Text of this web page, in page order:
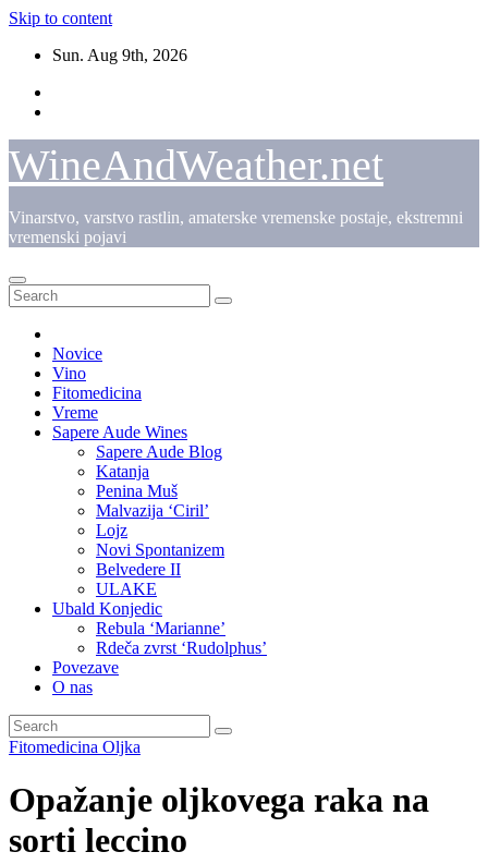
Skip to content
Sun. Aug 9th, 2026
WineAndWeather.net
Vinarstvo, varstvo rastlin, amaterske vremenske postaje, ekstremni
vremenski pojavi
Novice
Vino
Fitomedicina
Vreme
Sapere Aude Wines
Sapere Aude Blog
Katanja
Penina Muš
Malvazija ‘Ciril’
Lojz
Novi Spontanizem
Belvedere II
ULAKE
Ubald Konjedic
Rebula ‘Marianne’
Rdeča zvrst ‘Rudolphus’
Povezave
O nas
Fitomedicina Oljka
Opažanje oljkovega raka na
sorti leccino